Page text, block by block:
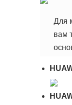
Для
вам